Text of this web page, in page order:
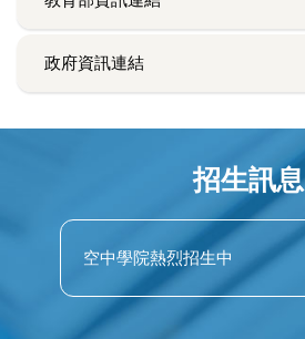
政府資訊連結
招生訊息
空中學院熱烈招生中